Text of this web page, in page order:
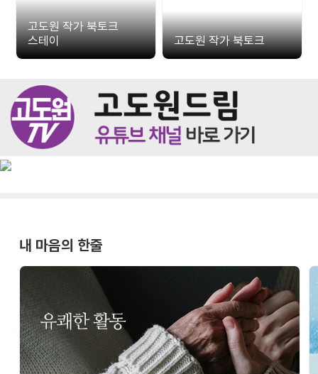
고도원 작가 북토크
스테이
고도원 작가 북토크
내 마음의 한줄